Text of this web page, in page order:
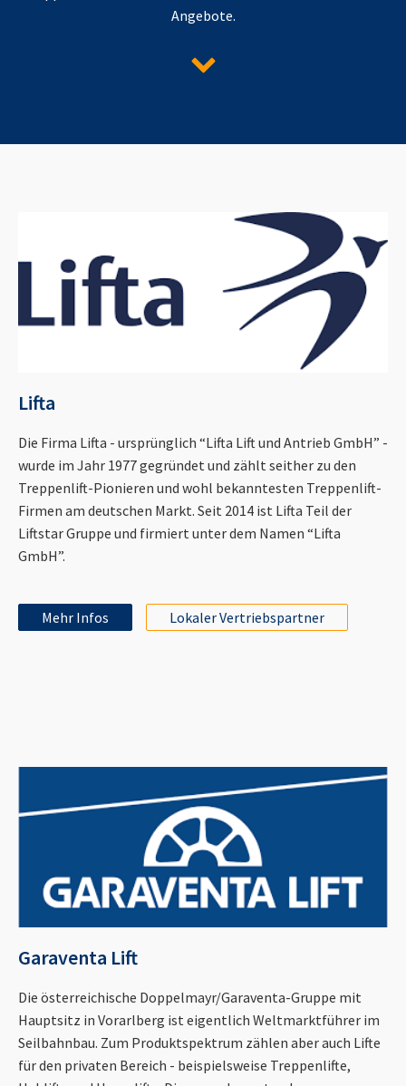
Angebote.
Lifta
Die Firma Lifta - ursprünglich “Lifta Lift und Antrieb GmbH” -
wurde im Jahr 1977 gegründet und zählt seither zu den
Treppenlift-Pionieren und wohl bekanntesten Treppenlift-
Firmen am deutschen Markt. Seit 2014 ist Lifta Teil der
Liftstar Gruppe und firmiert unter dem Namen “Lifta
GmbH”.
Mehr Infos Lokaler Vertriebspartner
Garaventa Lift
Die österreichische Doppelmayr/Garaventa-Gruppe mit
Hauptsitz in Vorarlberg ist eigentlich Weltmarktführer im
Seilbahnbau. Zum Produktspektrum zählen aber auch Lifte
für den privaten Bereich - beispielsweise Treppenlifte,